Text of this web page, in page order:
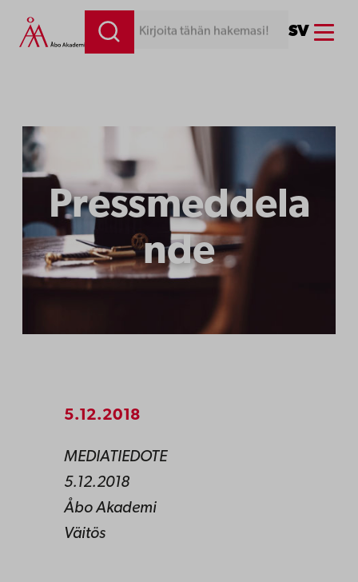
Siirry
sisältöön
Kirjoita tähän hakemasi! SV Menu
Pressmeddela
nde
5.12.2018
MEDIATIEDOTE
5.12.2018
Åbo Akademi
Väitös